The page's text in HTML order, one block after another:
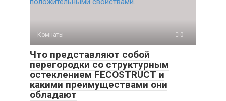
Комнаты 0
Что представляют собой
перегородки со структурным
остеклением FECOSTRUCT и
какими преимуществами они
обладают